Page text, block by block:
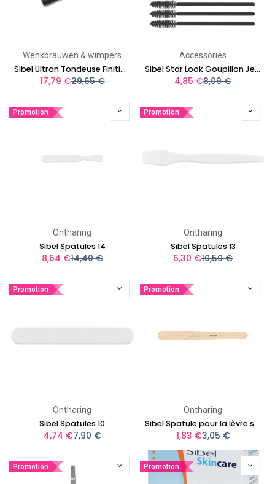
Wenkbrauwen & wimpers
Sibel Ultron Tondeuse Finition Sourcils
17,79 €29,65€
Accessories
Sibel Star Look Goupillon Jetable 25pcs
4,85 €8,09€
Promotion
Ontharing
Sibel Spatules 14
8,64 €14,40€
Promotion
Ontharing
Sibel Spatules 13
6,30 €10,50€
Promotion
Ontharing
Sibel Spatules 10
4,74 €7,90€
Promotion
Ontharing
Sibel Spatule pour la lèvre supérieure 15cm
1,83 €3,05€
Promotion Promotion